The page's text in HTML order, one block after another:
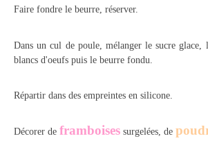
Faire fondre le beurre, réserver.
Dans un cul de poule, mélanger le sucre glace,
blancs d'oeufs puis le beurre fondu.
Répartir dans des empreintes en silicone.
Décorer de framboises surgelées, de